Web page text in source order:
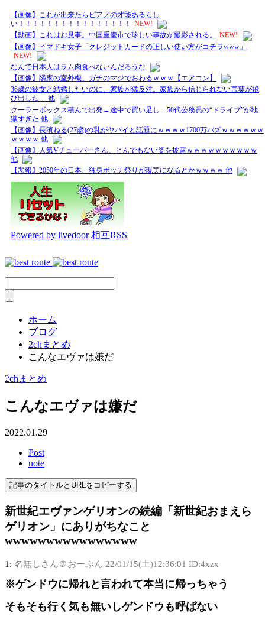
【画像】これが出来たらピアノの才能あるらし
い！！！！！！！！！！！！！！！！
NEW!
【動画】これはお見事。中国重慶市で珍しい事故が撮影される。
NEW!
【画像】イマドキ女子「クレジットカードの正しい使い方がコチラwww」
NEW!
なんで日本人はラム肉食べないんだろうな
【画像】隣家の室外機、ガチのマジでおわるｗｗｗ【エアコン】
36歳の彼女と結婚したいのに、家族が猛反対。家族から信じられない言葉が飛
び出した… 他
クーラーボックス積んで出発→途中で買い足し…50代公務員の“ドライブ”が地
獄すぎた 他
【画像】長濱ねる(27歳)の乳がヤバイと話題にｗｗｗｗ1700万バズｗｗｗｗｗｗ
ｗｗｗｗ 他
【画像】人気Vチューバーさん、とんでもない姿を披露ｗｗｗｗｗｗｗｗｗｗ
他
【悲報】2050年の日本、独身ボッチ祭りが現実になるとかｗｗｗｗ 他
Powered by livedoor 相互RSS
ホーム
ブログ
2chまとめ
こんなエヴァは嫌だ
2chまとめ
こんなエヴァは嫌だ
2022.01.29
Post
note
記事のタイトルとURLをコピーする
新世紀エヴァンゲリオンの続編「新世紀おまえら
ゲリオン」にありがちなこと
wwwwwwwwwwwwwwww
1: 名無しさん＠おーぷん 22/01/15(土)12:36:01 ID:4xzx
※ゲンドウに帰れと言われて本当に帰っちゃう
そもそも行く気も無いしゲンドウも呼ばない